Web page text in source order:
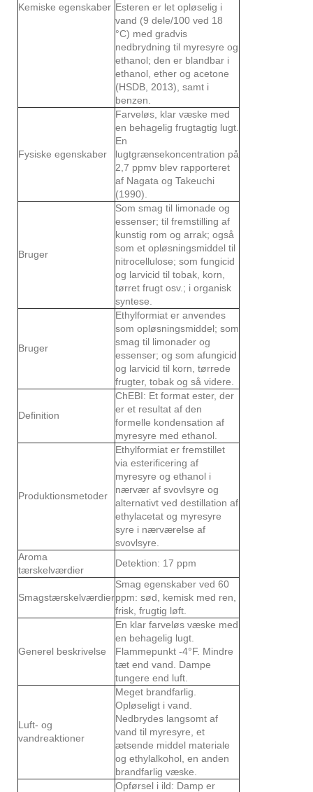
Kemiske egenskaber Esteren er let opløselig i
vand (9 dele/100 ved 18
°C) med gradvis
nedbrydning til myresyre og
ethanol; den er blandbar i
ethanol, ether og acetone
(HSDB, 2013), samt i
benzen.
Fysiske egenskaber
Farveløs, klar væske med
en behagelig frugtagtig lugt.
En
lugtgrænsekoncentration på
2,7 ppmv blev rapporteret
af Nagata og Takeuchi
(1990).
Bruger
Som smag til limonade og
essenser; til fremstilling af
kunstig rom og arrak; også
som et opløsningsmiddel til
nitrocellulose; som fungicid
og larvicid til tobak, korn,
tørret frugt osv.; i organisk
syntese.
Bruger
Ethylformiat er anvendes
som opløsningsmiddel; som
smag til limonader og
essenser; og som afungicid
og larvicid til korn, tørrede
frugter, tobak og så videre.
Definition
ChEBI: Et format ester, der
er et resultat af den
formelle kondensation af
myresyre med ethanol.
Produktionsmetoder
Ethylformiat er fremstillet
via esterificering af
myresyre og ethanol i
nærvær af svovlsyre og
alternativt ved destillation af
ethylacetat og myresyre
syre i nærværelse af
svovlsyre.
Aroma
tærskelværdier
Detektion: 17 ppm
Smagstærskelværdier
Smag egenskaber ved 60
ppm: sød, kemisk med ren,
frisk, frugtig løft.
Generel beskrivelse
En klar farveløs væske med
en behagelig lugt.
Flammepunkt -4°F. Mindre
tæt end vand. Dampe
tungere end luft.
Luft- og
vandreaktioner
Meget brandfarlig.
Opløseligt i vand.
Nedbrydes langsomt af
vand til myresyre, et
ætsende middel materiale
og ethylalkohol, en anden
brandfarlig væske.
Opførsel i ild: Damp er